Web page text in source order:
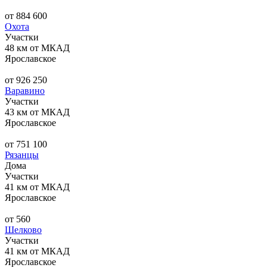
от 884 600
Охота
Участки
48 км от МКАД
Ярославское
от 926 250
Варавино
Участки
43 км от МКАД
Ярославское
от 751 100
Рязанцы
Дома
Участки
41 км от МКАД
Ярославское
от 560
Шелково
Участки
41 км от МКАД
Ярославское